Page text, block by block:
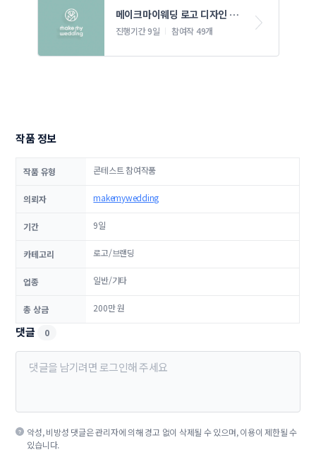
메이크마이웨딩 로고 디자인 의
뢰
진행기간 9일 참여작 49개
작품 정보
작품 유형 콘테스트 참여작품
의뢰자 makemywedding
기간 9일
카테고리 로고/브랜딩
업종 일반/기타
총 상금 200만 원
댓글 0
악성, 비방성 댓글은 관리자에 의해 경고 없이 삭제될 수 있으며, 이용이 제한될 수
있습니다.